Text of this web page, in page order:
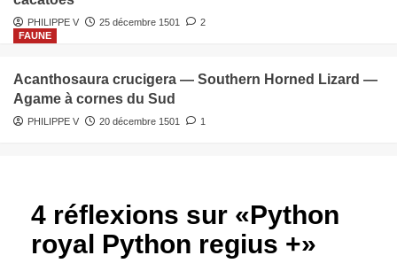
PHILIPPE V 25 décembre 1501
2
FAUNE
Acanthosaura crucigera — Southern Horned Lizard —
Agame à cornes du Sud
PHILIPPE V 20 décembre 1501 1
4 réflexions sur «Python
royal Python regius +»